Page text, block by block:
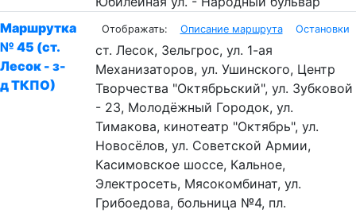
Маршрутка
№ 45 (ст.
Лесок - з-
д ТКПО)
Описание маршрута Остановки
ст. Лесок, Зельгрос, ул. 1-ая
Механизаторов, ул. Ушинского, Центр
Творчества "Октябрьский", ул. Зубковой
- 23, Молодёжный Городок, ул.
Тимакова, кинотеатр "Октябрь", ул.
Новосёлов, ул. Советской Армии,
Касимовское шоссе, Кальное,
Электросеть, Мясокомбинат, ул.
Грибоедова, больница №4, пл.